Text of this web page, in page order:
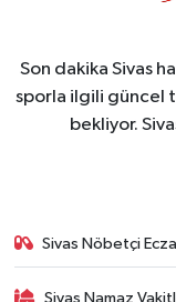
Son dakika Sivas
sporla ilgili güncel
bekliyor.
Sivas Nöbetçi
Sivas Namaz